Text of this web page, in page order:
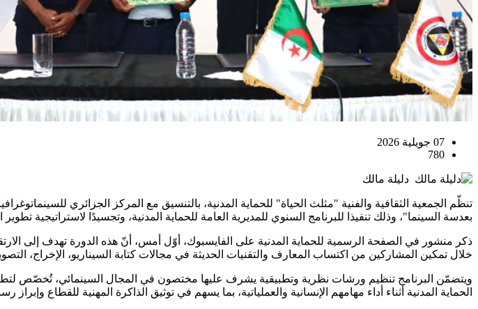
07 جويلية 2026
780
دليلة مالك
تنظّم الجمعية الثقافية والفنية "مثلث الحياة" للحماية المدنية، بالتنسيق مع المركز الجزائري
بعدسة السينما"، وذلك تنفيذا للبرنامج السنوي للمديرية العامة للحماية المدنية، وتجسيدًا لاستراتيجية
ذكر منشور في الصفحة الرسمية للحماية المدنية على الفايسبوك، أوّل أمس، أنّ هذه الدورة تهدف إلى
خلال تمكين المشاركين من اكتساب المعارف والتقنيات الحديثة في مجالات كتابة السيناريو، الإخراج،
ويتضمّن البرنامج تنظيم ورشات نظرية وتطبيقية يشرف عليها مختصون في المجال السينمائي، تُخصّص
الحماية المدنية أثناء أداء مهامهم الإنسانية والعملياتية، بما يسهم في توثيق الذاكرة المهنية للقطاع